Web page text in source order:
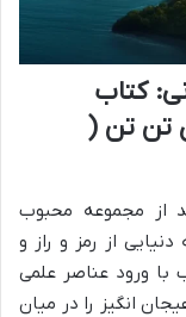
به سیدنی: کتاب
تن تن (
از مجموعه محبوب
دنیایی از رمز و راز و
با ورود عناصر علمی
انگیز را در میان